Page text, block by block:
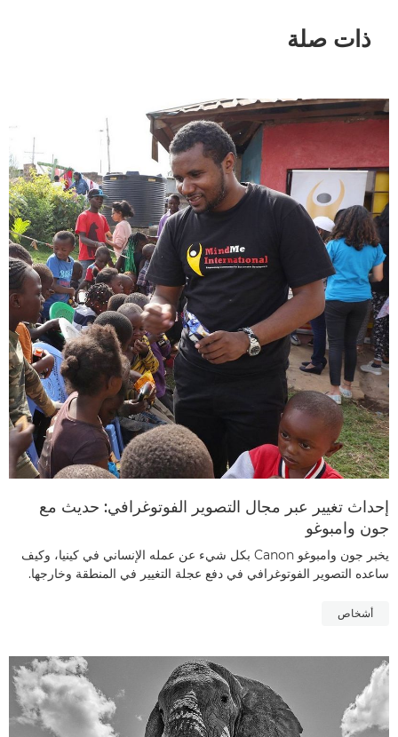
ذات صلة
إحداث تغيير عبر مجال التصوير الفوتوغرافي: حديث مع
جون وامبوغو
يخبر جون وامبوغو Canon بكل شيء عن عمله الإنساني في كينيا، وكيف
ساعده التصوير الفوتوغرافي في دفع عجلة التغيير في المنطقة وخارجها.
أشخاص